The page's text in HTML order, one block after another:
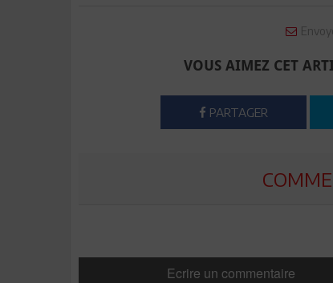
VOUS AIMEZ CET
PARTAGER
Ecrire un commentaire